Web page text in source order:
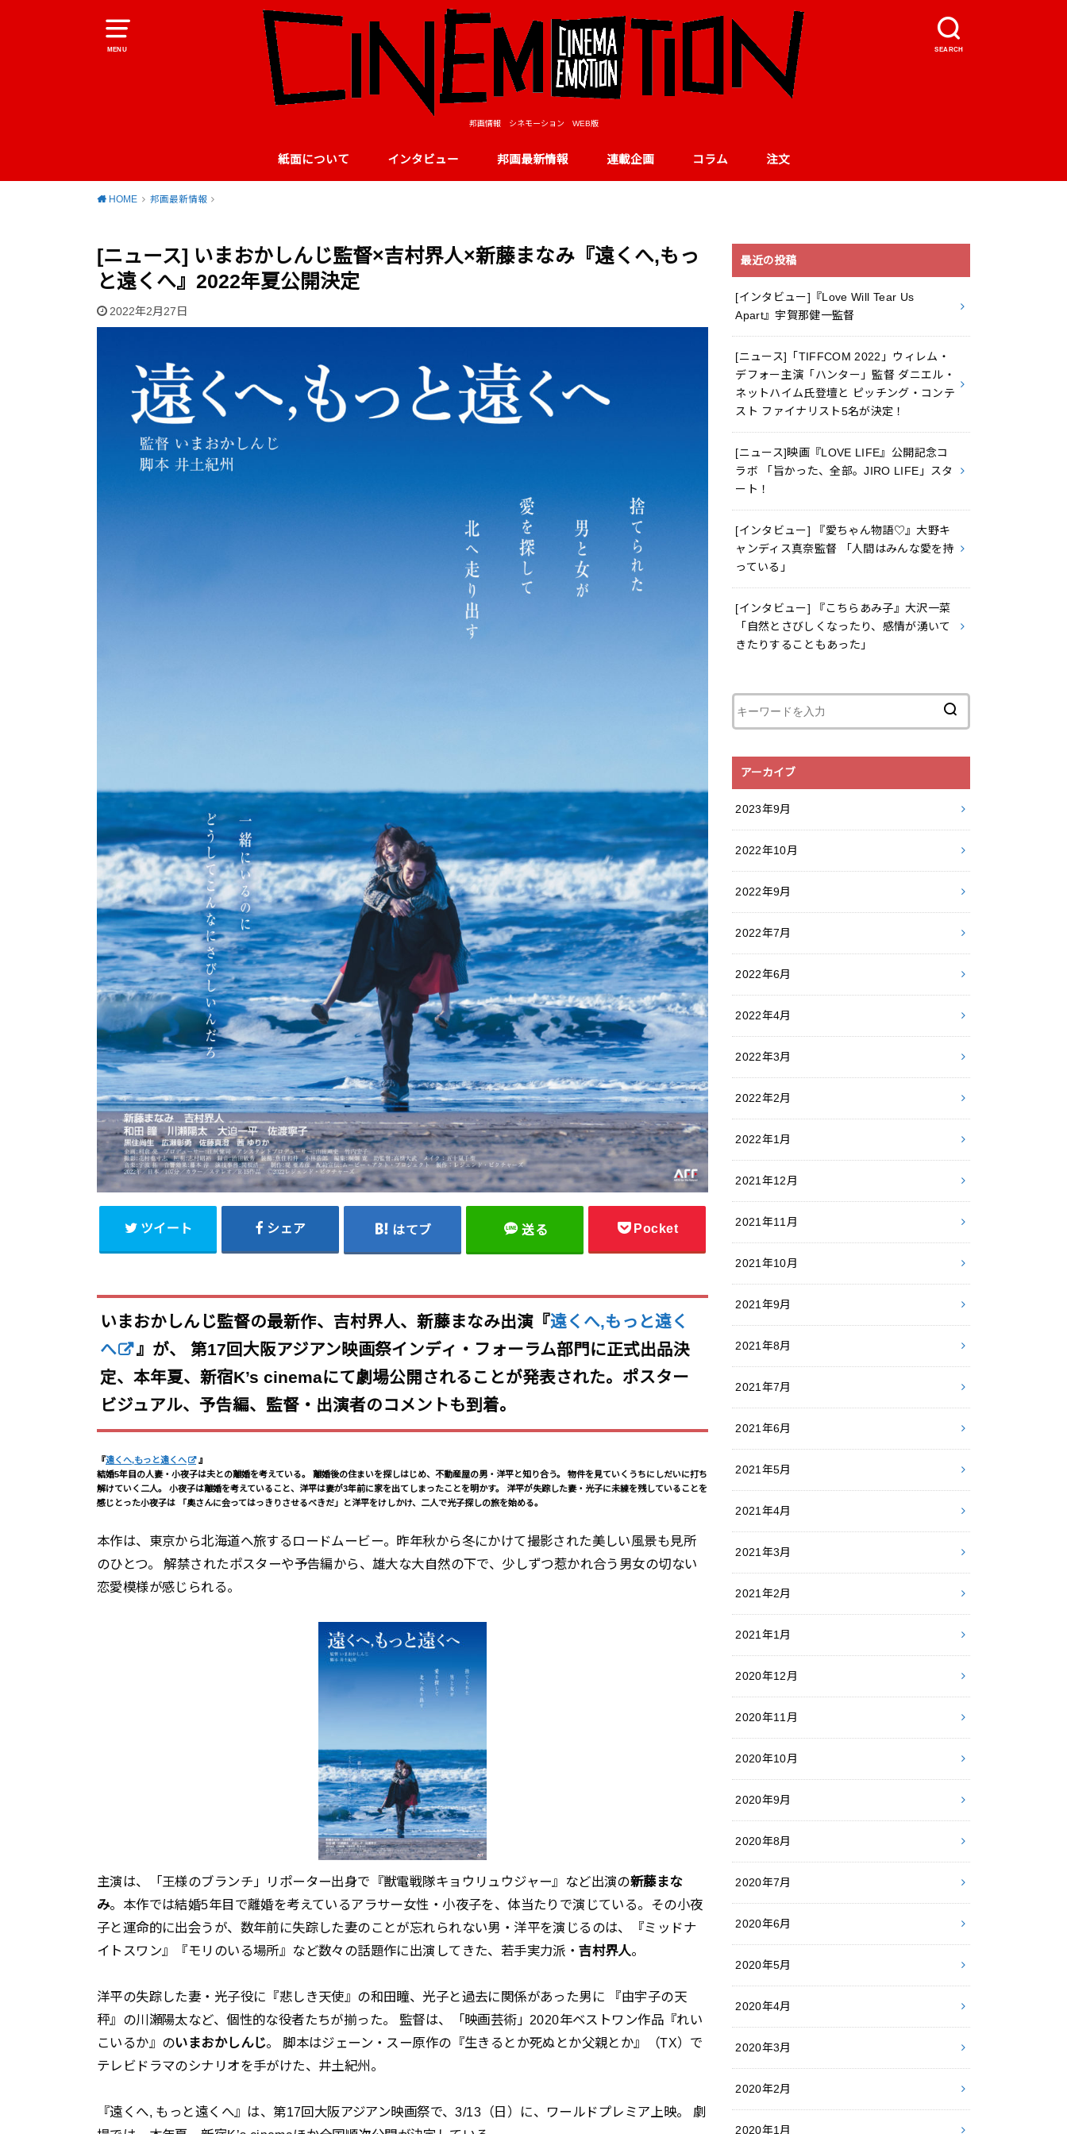
MENU SEARCH
邦画情報 シネモーション WEB版
紙面について インタビュー 邦画最新情報 連載企画 コラム 注文
HOME 邦画最新情報
[ニュース] いまおかしんじ監督×吉村界人×新藤まなみ『遠くへ,もっ
と遠くへ』2022年夏公開決定
2022年2月27日
ツイート シェア はてブ 送る Pocket
いまおかしんじ監督の最新作、吉村界人、新藤まなみ出演『遠くへ,もっと遠く
へ
』が、 第17回大阪アジアン映画祭インディ・フォーラム部門に正式出品決
定、本年夏、新宿K’s cinemaにて劇場公開されることが発表された。ポスター
ビジュアル、予告編、監督・出演者のコメントも到着。
『遠くへ,もっと遠くへ
』
結婚5年目の人妻・小夜子は夫との離婚を考えている。 離婚後の住まいを探しはじめ、不動産屋の男・洋平と知り合う。 物件を見ていくうちにしだいに打ち
解けていく二人。 小夜子は離婚を考えていること、洋平は妻が3年前に家を出てしまったことを明かす。 洋平が失踪した妻・光子に未練を残していることを
感じとった小夜子は 「奥さんに会ってはっきりさせるべきだ」と洋平をけしかけ、二人で光子探しの旅を始める。
本作は、東京から北海道へ旅するロードムービー。昨年秋から冬にかけて撮影された美しい風景も見所
のひとつ。 解禁されたポスターや予告編から、雄大な大自然の下で、少しずつ惹かれ合う男女の切ない
恋愛模様が感じられる。
主演は、「王様のブランチ」リポーター出身で『獣電戦隊キョウリュウジャー』など出演の新藤まな
み。本作では結婚5年目で離婚を考えているアラサー女性・小夜子を、体当たりで演じている。その小夜
子と運命的に出会うが、数年前に失踪した妻のことが忘れられない男・洋平を演じるのは、『ミッドナ
イトスワン』『モリのいる場所』など数々の話題作に出演してきた、若手実力派・吉村界人。
洋平の失踪した妻・光子役に『悲しき天使』の和田瞳、光子と過去に関係があった男に 『由宇子の天
秤』の川瀬陽太など、個性的な役者たちが揃った。 監督は、「映画芸術」2020年ベストワン作品『れい
こいるか』のいまおかしんじ。 脚本はジェーン・スー原作の『生きるとか死ぬとか父親とか』（TX）で
テレビドラマのシナリオを手がけた、井土紀州。
『遠くへ, もっと遠くへ』は、第17回大阪アジアン映画祭で、3/13（日）に、ワールドプレミア上映。 劇
最近の投稿
[インタビュー]『Love Will Tear Us
Apart』宇賀那健一監督
[ニュース]「TIFFCOM 2022」ウィレム・
デフォー主演「ハンター」監督 ダニエル・
ネットハイム氏登壇と ピッチング・コンテ
スト ファイナリスト5名が決定！
[ニュース]映画『LOVE LIFE』公開記念コ
ラボ 「旨かった、全部。JIRO LIFE」スタ
ート！
[インタビュー] 『愛ちゃん物語♡』大野キ
ャンディス真奈監督 「人間はみんな愛を持
っている」
[インタビュー] 『こちらあみ子』大沢一菜
「自然とさびしくなったり、感情が湧いて
きたりすることもあった」
アーカイブ
2023年9月
2022年10月
2022年9月
2022年7月
2022年6月
2022年4月
2022年3月
2022年2月
2022年1月
2021年12月
2021年11月
2021年10月
2021年9月
2021年8月
2021年7月
2021年6月
2021年5月
2021年4月
2021年3月
2021年2月
2021年1月
2020年12月
2020年11月
2020年10月
2020年9月
2020年8月
2020年7月
2020年6月
2020年5月
2020年4月
2020年3月
2020年2月
2020年1月